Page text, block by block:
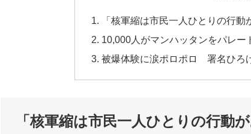
「核軍縮は市民一人ひとりの行動
10,000人がマンハッタンをパレー
被爆体験に涙ポロポロ 署名ひろ
「核軍縮は市民一人ひとりの行動